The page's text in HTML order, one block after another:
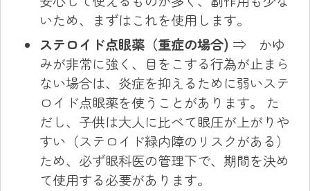
いため、まずはこれを使用します。
ステロイド点眼薬（重症の場合) ⇒ かゆ
みが非常に強く、目をこする行為が止まら
ない場合は、炎症を抑えるために弱いステ
ロイド点眼薬を使うことがあります。 た
だし、子供は大人に比べて眼圧が上がりや
すい（ステロイド緑内障のリスクがある）
ため、必ず眼科医の管理下で、期間を決め
て使用する必要があります。